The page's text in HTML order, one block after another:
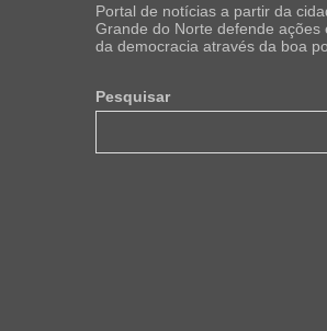
Portal de notícias a partir da
Grande do Norte defende ações
da democracia através da boa
Pesquisar